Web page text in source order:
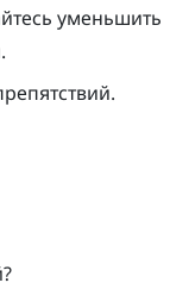
уменьшить